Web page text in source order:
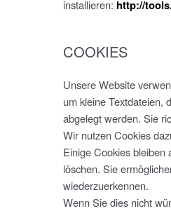
installieren: http://
COOKIES
Unsere Website
um kleine Textdateien,
abgelegt werden. Sie
Wir nutzen Cookies
Einige Cookies bleiben
löschen. Sie
wiederzuerkennen.
Wenn Sie dies nicht